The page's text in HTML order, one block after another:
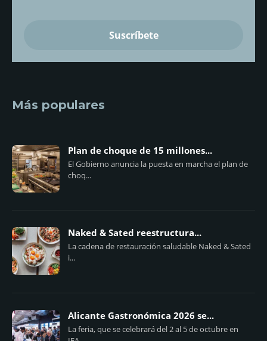
Más populares
Plan de choque de 15 millones...
El Gobierno anuncia la puesta en marcha el plan de
choq...
Naked & Sated reestructura...
La cadena de restauración saludable Naked & Sated
i...
Alicante Gastronómica 2026 se...
La feria, que se celebrará del 2 al 5 de octubre en